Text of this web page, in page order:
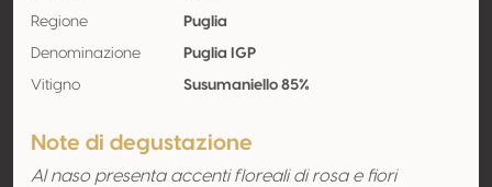
Regione Puglia
Denominazione Puglia IGP
Vitigno Susumaniello 85%
Note di degustazione
Al naso presenta accenti floreali di rosa e fiori